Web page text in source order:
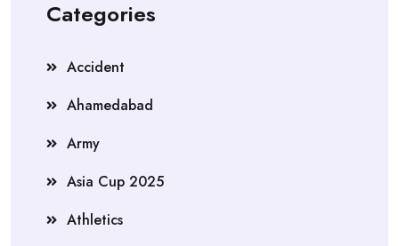
Categories
Accident
Ahamedabad
Army
Asia Cup 2025
Athletics